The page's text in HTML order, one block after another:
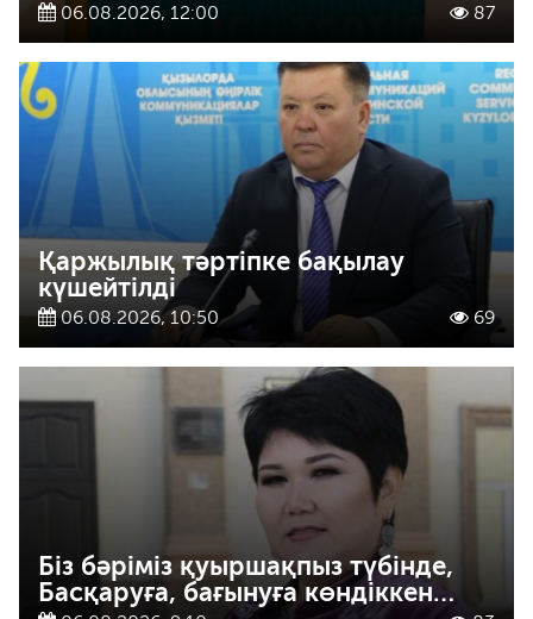
06.08.2026, 12:00 87
Қаржылық тәртіпке бақылау
күшейтілді
06.08.2026, 10:50 69
Біз бәріміз қуыршақпыз түбінде,
Басқаруға, бағынуға көндіккен…